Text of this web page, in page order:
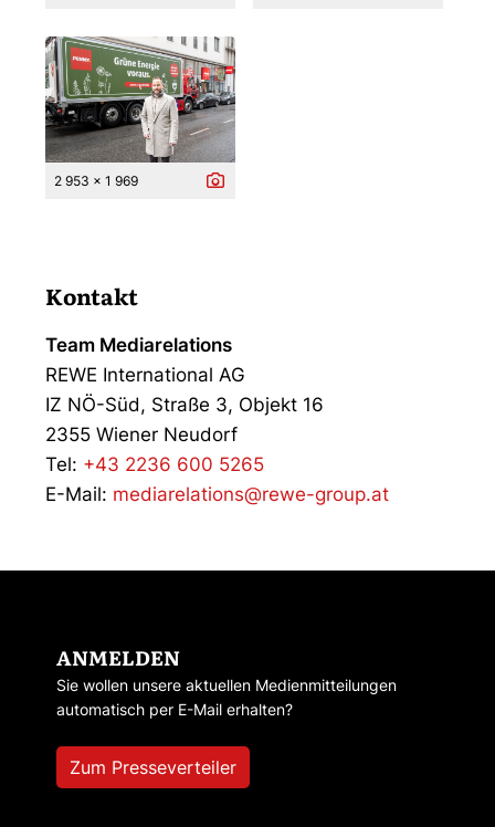
2 953 x 1 969
Kontakt
Team Mediarelations
REWE International AG
IZ NÖ-Süd, Straße 3, Objekt 16
2355 Wiener Neudorf
Tel: +43 2236 600 5265
E-Mail: mediarelations@rewe-group.at
ANMELDEN
Sie wollen unsere aktuellen Medienmitteilungen
automatisch per E-Mail erhalten?
Zum Presseverteiler